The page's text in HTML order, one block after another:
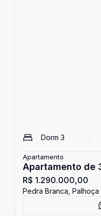
Dorm 3
Apartamento
Apartamento de
à venda na Pedra
R$ 1.290.000,00
Pedra Branca, Palhoça